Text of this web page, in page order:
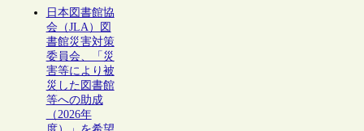
日本図書館協
会（JLA）図
書館災害対策
委員会、「災
害等により被
災した図書館
等への助成
（2026年